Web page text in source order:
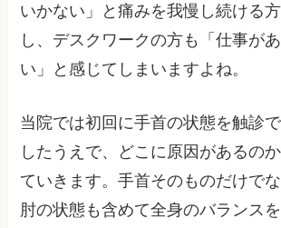
いかない」と痛みを我慢し続ける
し、デスクワークの方も「仕事が
い」と感じてしまいますよね。
当院では初回に手首の状態を触診
したうえで、どこに原因があるの
ていきます。手首そのものだけでな
肘の状態も含めて全身のバランス